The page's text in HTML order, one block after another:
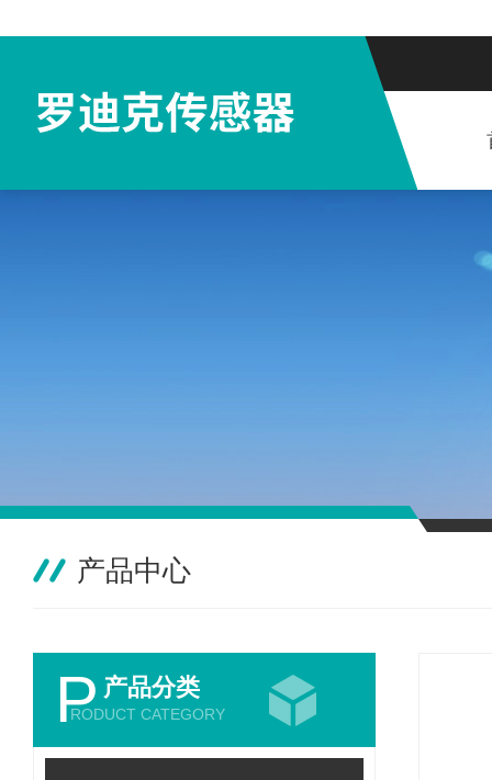
产品中心
P 产品分类
RODUCT CATEGORY